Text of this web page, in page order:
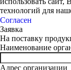
технологий для
Согласен
Заявка
На поставку
Наименование
Адрес организации